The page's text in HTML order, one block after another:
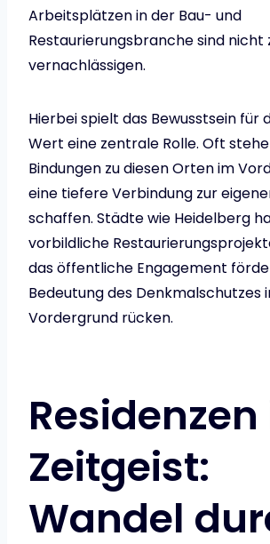
Arbeitsplätzen in der Bau- und
Restaurierungsbranche sind nicht
vernachlässigen.
Hierbei spielt das Bewusstsein für
Wert eine zentrale Rolle. Oft
Bindungen zu diesen Orten im
eine tiefere Verbindung zur
schaffen. Städte wie Heidelberg
vorbildliche
das öffentliche Engagement
Bedeutung des Denkmalschutzes
Vordergrund rücken.
Zeitgeist:
Wandel